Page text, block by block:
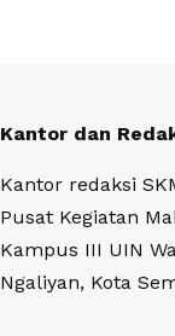
Kantor dan
Kantor redaksi
Pusat Kegiatan
Kampus III UIN
Ngaliyan, Kota